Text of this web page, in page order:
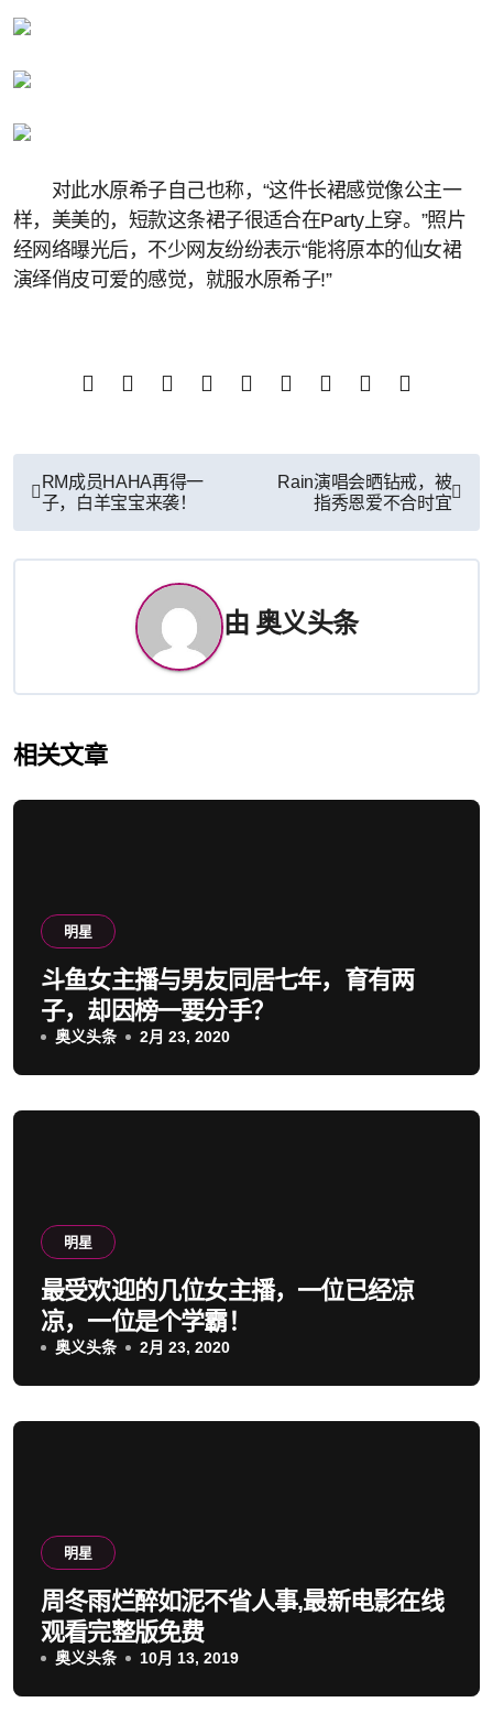
对此水原希子自己也称，“这件长裙感觉像公主一
样，美美的，短款这条裙子很适合在Party上穿。”照片
经网络曝光后，不少网友纷纷表示“能将原本的仙女裙
演绎俏皮可爱的感觉，就服水原希子!”
文
章
导
RM成员HAHA再得一
子，白羊宝宝来袭！
Rain演唱会晒钻戒，被
指秀恩爱不合时宜
由 奥义头条
相关文章
明星
斗鱼女主播与男友同居七年，育有两
子，却因榜一要分手？
奥义头条 2月 23, 2020
明星
最受欢迎的几位女主播，一位已经凉
凉，一位是个学霸！
奥义头条 2月 23, 2020
明星
周冬雨烂醉如泥不省人事,最新电影在线
观看完整版免费
奥义头条 10月 13, 2019